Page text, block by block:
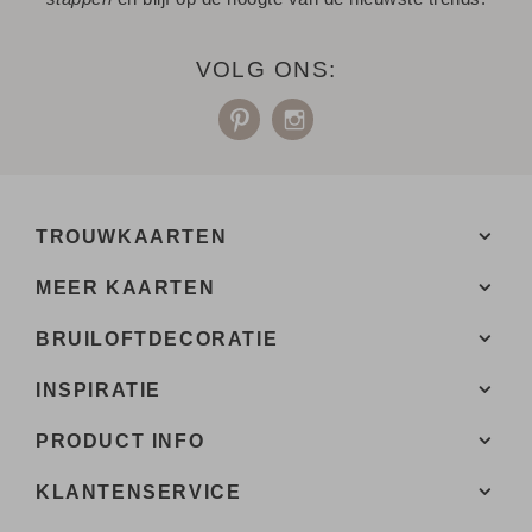
VOLG ONS:
TROUWKAARTEN
MEER KAARTEN
BRUILOFTDECORATIE
INSPIRATIE
PRODUCT INFO
KLANTENSERVICE